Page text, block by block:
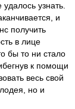
узнать.
и
получить
в лице
бы то ни стало
к помощи
весь свой
но и